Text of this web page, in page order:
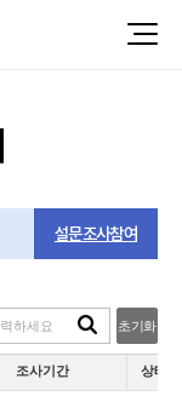
설문조사참여
초기화
조사기간 상태